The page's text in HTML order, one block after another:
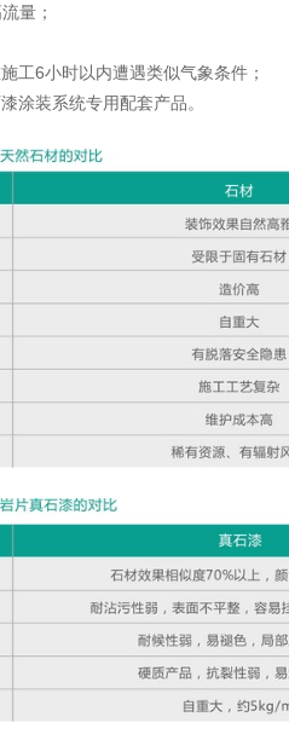
量；
工6小时以内遭遇类似气象条件；
涂装系统专用配套产品。